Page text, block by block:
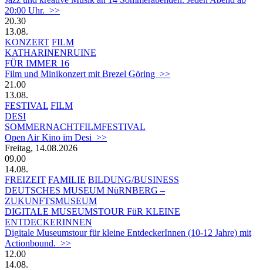
20:00 Uhr. >>
20.30
13.08.
KONZERT FILM
KATHARINENRUINE
FÜR IMMER 16
Film und Minikonzert mit Brezel Göring >>
21.00
13.08.
FESTIVAL FILM
DESI
SOMMERNACHTFILMFESTIVAL
Open Air Kino im Desi >>
Freitag, 14.08.2026
09.00
14.08.
FREIZEIT FAMILIE BILDUNG/BUSINESS
DEUTSCHES MUSEUM NüRNBERG –
ZUKUNFTSMUSEUM
DIGITALE MUSEUMSTOUR FüR KLEINE
ENTDECKERINNEN
Digitale Museumstour für kleine EntdeckerInnen (10-12 Jahre) mit
Actionbound. >>
12.00
14.08.